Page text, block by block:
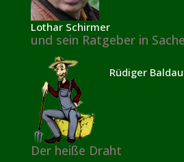
Lothar Schirmer
und sein Ratgeber in
Rüdiger
Der heiße Draht